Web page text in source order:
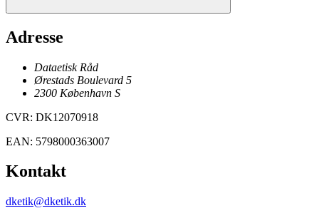
Adresse
Dataetisk Råd
Ørestads Boulevard 5
2300 København S
CVR: DK12070918
EAN: 5798000363007
Kontakt
dketik@dketik.dk